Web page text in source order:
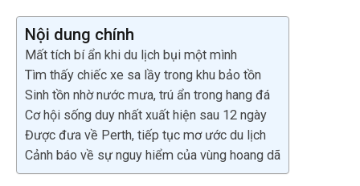
Nội dung chính
Mất tích bí ẩn khi du lịch bụi một mình
Tìm thấy chiếc xe sa lầy trong khu bảo tồn
Sinh tồn nhờ nước mưa, trú ẩn trong hang đá
Cơ hội sống duy nhất xuất hiện sau 12 ngày
Được đưa về Perth, tiếp tục mơ ước du lịch
Cảnh báo về sự nguy hiểm của vùng hoang dã